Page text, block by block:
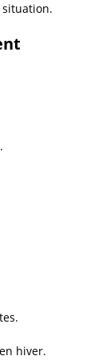
hiver.